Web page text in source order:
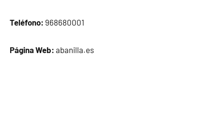
Teléfono: 968680001
Página Web: abanilla.es